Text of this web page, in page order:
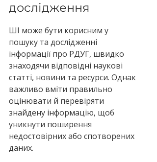
дослідження
ШІ може бути корисним у
пошуку та дослідженні
інформації про РДУГ, швидко
знаходячи відповідні наукові
статті, новини та ресурси. Однак
важливо вміти правильно
оцінювати й перевіряти
знайдену інформацію, щоб
уникнути поширення
недостовірних або спотворених
даних.